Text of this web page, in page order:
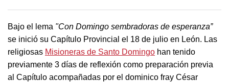
Bajo el lema "Con Domingo sembradoras de esperanza”
se inició su Capítulo Provincial el 18 de julio en León. Las
religiosas Misioneras de Santo Domingo han tenido
previamente 3 días de reflexión como preparación previa
al Capítulo acompañadas por el dominico fray César